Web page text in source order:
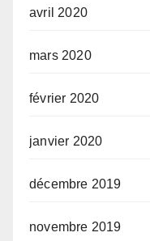
avril 2020
mars 2020
février 2020
janvier 2020
décembre 2019
novembre 2019